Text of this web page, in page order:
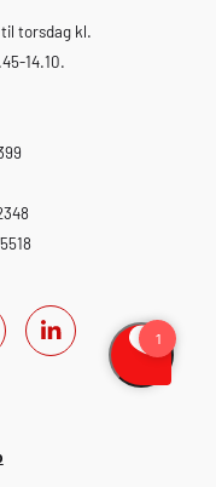
torsdag kl.
14.10.